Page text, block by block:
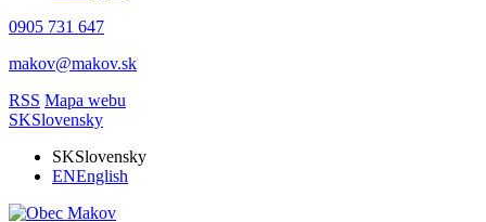
0905 731 647
makov@makov.sk
RSS Mapa webu
SKSlovensky
SKSlovensky
ENEnglish